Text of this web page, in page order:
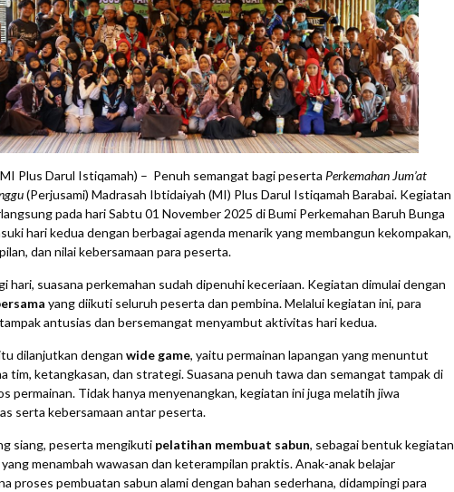
Plus Darul Istiqamah) – Penuh semangat bagi peserta Perkemahan Jum’at
(Perjusami) Madrasah Ibtidaiyah (MI) Plus Darul Istiqamah Barabai. Kegiatan
pada hari Sabtu 01 November 2025 di Bumi Perkemahan Baruh Bunga
hari kedua dengan berbagai agenda menarik yang membangun kekompakan,
dan nilai kebersamaan para peserta.
hari, suasana perkemahan sudah dipenuhi keceriaan. Kegiatan dimulai dengan
yang diikuti seluruh peserta dan pembina. Melalui kegiatan ini, para
antusias dan bersemangat menyambut aktivitas hari kedua.
dilanjutkan dengan wide game, yaitu permainan lapangan yang menuntut
tim, ketangkasan, dan strategi. Suasana penuh tawa dan semangat tampak di
permainan. Tidak hanya menyenangkan, kegiatan ini juga melatih jiwa
serta kebersamaan antar peserta.
siang, peserta mengikuti pelatihan membuat sabun, sebagai bentuk kegiatan
menambah wawasan dan keterampilan praktis. Anak-anak belajar
proses pembuatan sabun alami dengan bahan sederhana, didampingi para